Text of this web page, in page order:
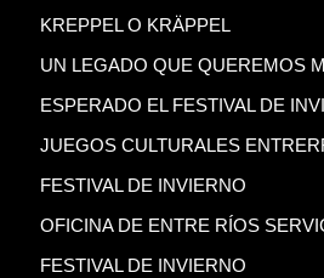
KREPPEL O KRÄPPEL
UN LEGADO QUE QUEREMOS
ESPERADO EL FESTIVAL DE
JUEGOS CULTURALES
FESTIVAL DE INVIERNO
OFICINA DE ENTRE RÍOS
FESTIVAL DE INVIERNO